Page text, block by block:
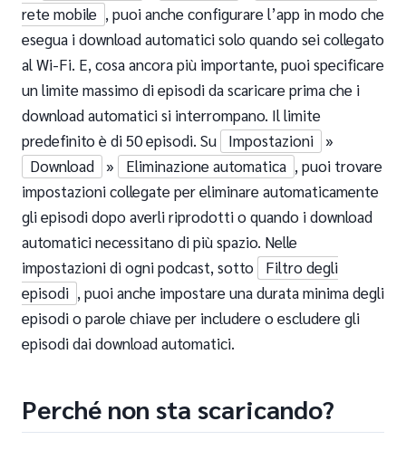
rete mobile , puoi anche configurare l’app in modo che
esegua i download automatici solo quando sei collegato
al Wi-Fi. E, cosa ancora più importante, puoi specificare
un limite massimo di episodi da scaricare prima che i
download automatici si interrompano. Il limite
predefinito è di 50 episodi. Su
Impostazioni
»
Download
» Eliminazione automatica , puoi trovare
impostazioni collegate per eliminare automaticamente
gli episodi dopo averli riprodotti o quando i download
automatici necessitano di più spazio. Nelle
impostazioni di ogni podcast, sotto
Filtro degli
episodi , puoi anche impostare una durata minima degli
episodi o parole chiave per includere o escludere gli
episodi dai download automatici.
Perché non sta scaricando?